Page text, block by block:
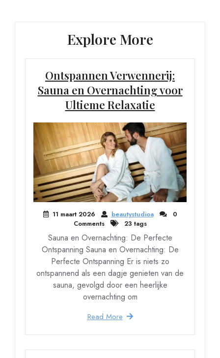
Explore More
Ontspannen Verwennerij:
Sauna en Overnachting voor
Ultieme Relaxatie
11 maart 2026 beautystudioa
0
Comments
23 tags
Sauna en Overnachting: De Perfecte
Ontspanning Sauna en Overnachting: De
Perfecte Ontspanning Er is niets zo
ontspannend als een dagje genieten van de
sauna, gevolgd door een heerlijke
overnachting om
Read More